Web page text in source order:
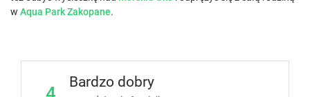
w Aqua Park Zakopane.
Bardzo dobry